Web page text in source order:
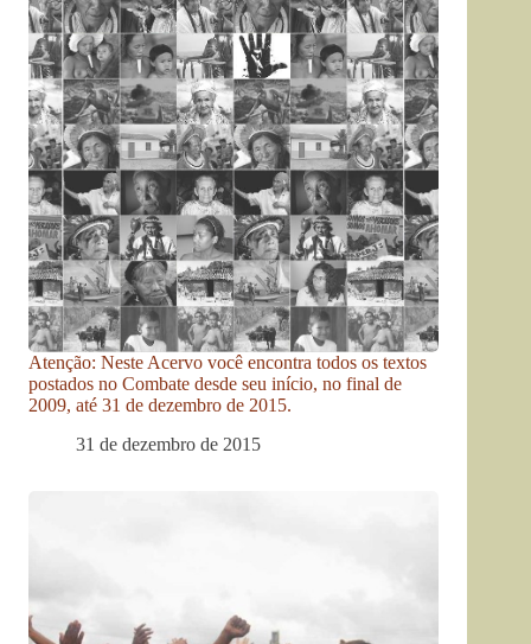
Atenção: Neste Acervo você encontra todos os textos
postados no Combate desde seu início, no final de
2009, até 31 de dezembro de 2015.
31 de dezembro de 2015